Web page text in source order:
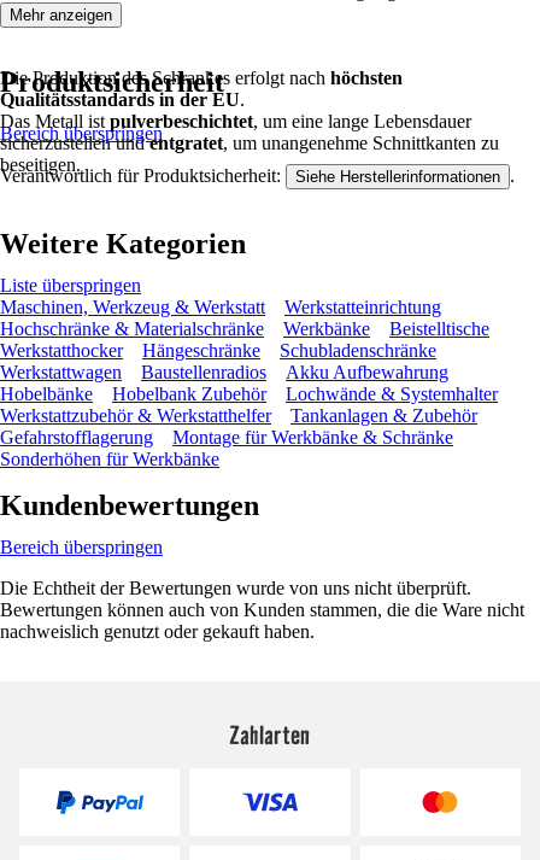
Die Produktion des Schrankes erfolgt nach höchsten
Qualitätsstandards in der EU.
Das Metall ist pulverbeschichtet, um eine lange Lebensdauer
sicherzustellen undentgratet, um unangenehme Schnittkanten zu
beseitigen.
Mehr anzeigen
Produktsicherheit
Bereich überspringen
Verantwortlich für Produktsicherheit: Siehe Herstellerinformationen .
Weitere Kategorien
Liste überspringen
Maschinen, Werkzeug & Werkstatt
Werkstatteinrichtung
Hochschränke & Materialschränke
Werkbänke
Beistelltische
Werkstatthocker
Hängeschränke
Schubladenschränke
Werkstattwagen
Baustellenradios
Akku Aufbewahrung
Hobelbänke
Hobelbank Zubehör
Lochwände & Systemhalter
Werkstattzubehör & Werkstatthelfer
Tankanlagen & Zubehör
Gefahrstofflagerung
Montage für Werkbänke & Schränke
Sonderhöhen für Werkbänke
Kundenbewertungen
Bereich überspringen
Die Echtheit der Bewertungen wurde von uns nicht überprüft.
Bewertungen können auch von Kunden stammen, die die Ware nicht
nachweislich genutzt oder gekauft haben.
Zahlarten